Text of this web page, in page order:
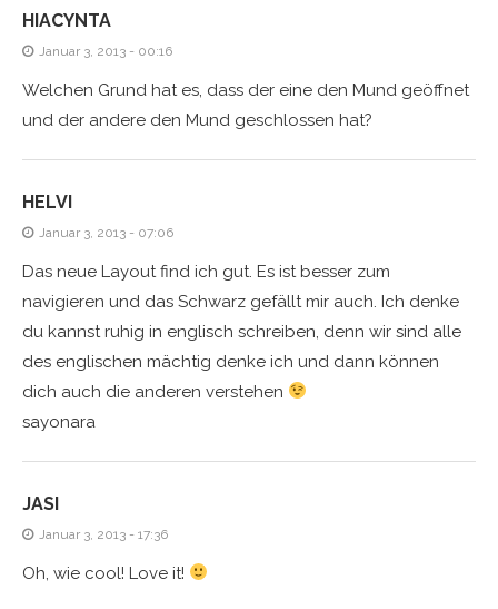
HIACYNTA
Januar 3, 2013 - 00:16
Welchen Grund hat es, dass der eine den Mund geöffnet
und der andere den Mund geschlossen hat?
HELVI
Januar 3, 2013 - 07:06
Das neue Layout find ich gut. Es ist besser zum
navigieren und das Schwarz gefällt mir auch. Ich denke
du kannst ruhig in englisch schreiben, denn wir sind alle
des englischen mächtig denke ich und dann können
dich auch die anderen verstehen
sayonara
JASI
Januar 3, 2013 - 17:36
Oh, wie cool! Love it!